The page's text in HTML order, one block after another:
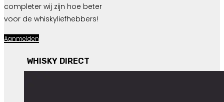
completer wij zijn hoe beter
voor de whiskyliefhebbers!
Aanmelden
WHISKY DIRECT